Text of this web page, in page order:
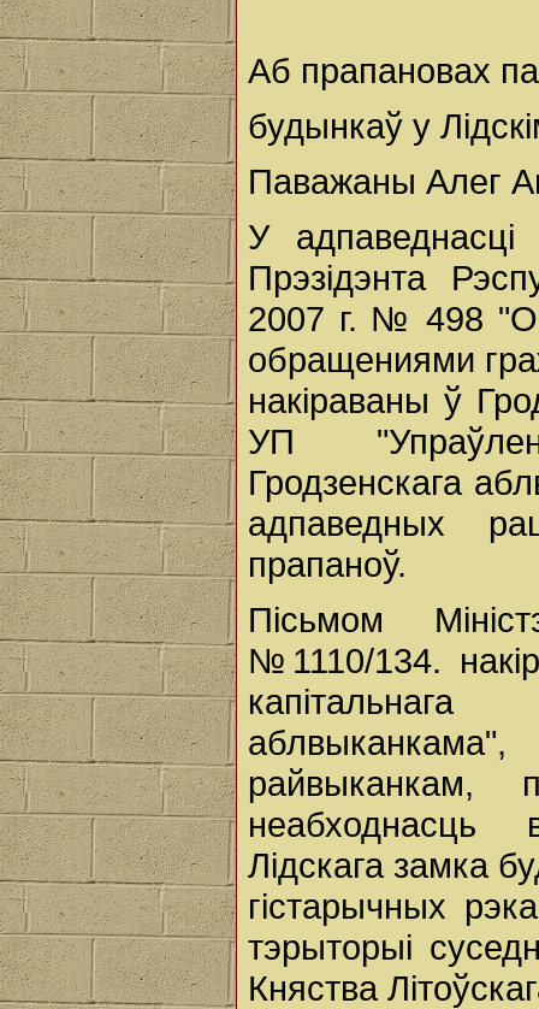
Аб прапановах
будынкаў у
Паважаны Алег
У
Прэзідэнта
2007 г. № 498 "О
обращениями
накіраваны ў
УП
Гродзенскага
адпаведных
прапаноў.
Пісьмом
№1110/134.
райвыканкам,
неабходнасць
Лідскага замка
гістарычных
тэрыторыі
Княства